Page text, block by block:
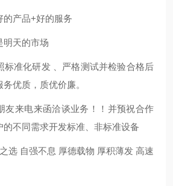
的产品+好的服务
明天的市场
标准化研发 、严格测试并检验合格后
优质，质优价廉。
友来电来函洽谈业务！！并预祝合作
不同需求开发标准、非标准设备
选 自强不息 厚德载物 厚积薄发 高速